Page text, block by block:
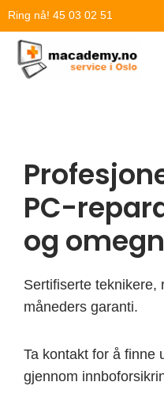
Hopp
innholdet
Ring nå! 45 03 02 51
PC-
og omegn
Sertifiserte teknikere,
måneders garanti.
Ta kontakt for å finne
gjennom